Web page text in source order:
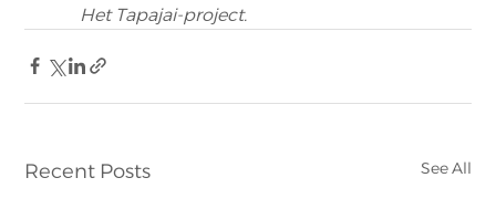
Het Tapajai-project.
Recent Posts See All